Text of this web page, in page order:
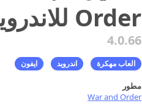
Order للاندرويد
4.0.66
العاب مهكرة اندرويد ايفون
مطور
War and Order